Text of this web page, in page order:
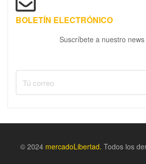
BOLETÍN ELECTRÓNICO
Suscríbete a nuestro
© 2024 mercadoLibertad. Todos los